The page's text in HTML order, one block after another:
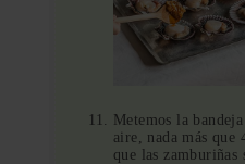
Metemos la
aire, nada más que
que las zamburiñas